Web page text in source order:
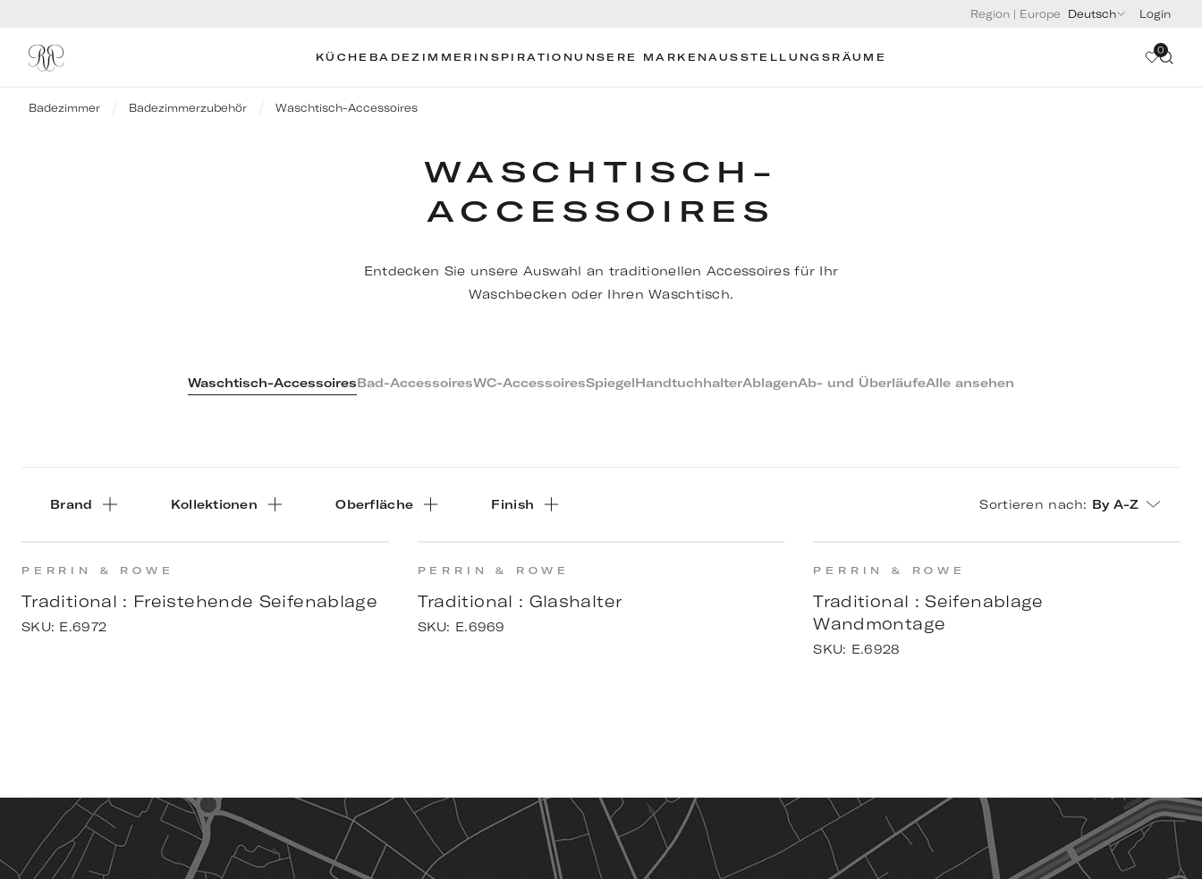
Region | Europe Deutsch Login
KÜCHE BADEZIMMER INSPIRATIONUNSERE MARKENAUSSTELLUNGSRÄUME
0
Badezimmer Badezimmerzubehör Waschtisch-Accessoires
WASCHTISCH-
ACCESSOIRES
Entdecken Sie unsere Auswahl an traditionellen Accessoires für Ihr
Waschbecken oder Ihren Waschtisch.
Waschtisch-AccessoiresBad-AccessoiresWC-AccessoiresSpiegelHandtuchhalterAblagenAb- und ÜberläufeAlle ansehen
Brand Kollektionen Oberfläche Finish Sortieren nach: By A-Z
PERRIN & ROWE
Traditional : Freistehende Seifenablage
SKU: E.6972
PERRIN & ROWE
Traditional : Glashalter
SKU: E.6969
PERRIN & ROWE
Traditional : Seifenablage
Wandmontage
SKU: E.6928